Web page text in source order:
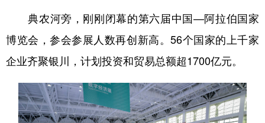
典农河旁，刚刚闭幕的第六届中国—阿拉伯国家
博览会，参会参展人数再创新高。56个国家的上千家
企业齐聚银川，计划投资和贸易总额超1700亿元。